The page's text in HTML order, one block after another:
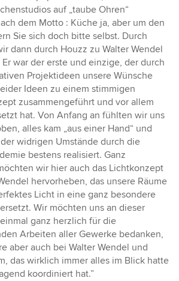
auf „taube Ohren“
dem Motto : Küche ja, aber um den
Sie sich doch bitte selbst. Durch
dann durch Houzz zu Walter Wendel
war der erste und einzige, der durch
Projektideen unsere Wünsche
Ideen zu einem stimmigen
zusammengeführt und vor allem
hat. Von Anfang an fühlten wir uns
alles kam „aus einer Hand“ und
widrigen Umstände durch die
bestens realisiert. Ganz
wir hier auch das Lichtkonzept
hervorheben, das unsere Räume
Licht in eine ganz besondere
Wir möchten uns an dieser
ganz herzlich für die
Arbeiten aller Gewerke bedanken,
aber auch bei Walter Wendel und
das wirklich immer alles im Blick hatte
koordiniert hat.”